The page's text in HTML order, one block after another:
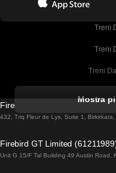
Treni
Treni
Treni
Treni
Treni
Mostra
Firebird GT Limited (OC 1451)
432, Triq Fleur de Lys, Suite 1,
Firebird GT Limited
Unit G 15/F Tal Building 49 Austin Road,